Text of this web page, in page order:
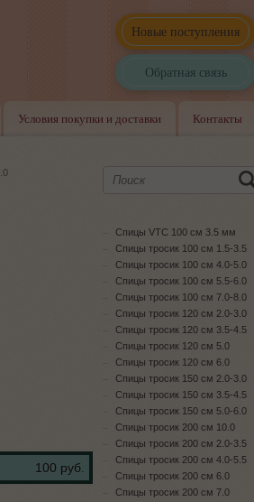
Новые поступления
Обратная связь
Условия покупки и доставки Контакты
100 руб.
Спицы VTC 100 см 3.5 мм
Спицы тросик 100 см 1.5-3.5
Спицы тросик 100 см 4.0-5.0
Спицы тросик 100 см 5.5-6.0
Спицы тросик 100 см 7.0-8.0
Спицы тросик 120 см 2.0-3.0
Спицы тросик 120 см 3.5-4.5
Спицы тросик 120 см 5.0
Спицы тросик 120 см 6.0
Спицы тросик 150 см 2.0-3.0
Спицы тросик 150 см 3.5-4.5
Спицы тросик 150 см 5.0-6.0
Спицы тросик 200 см 10.0
Спицы тросик 200 см 2.0-3.5
Спицы тросик 200 см 4.0-5.5
Спицы тросик 200 см 6.0
Спицы тросик 200 см 7.0